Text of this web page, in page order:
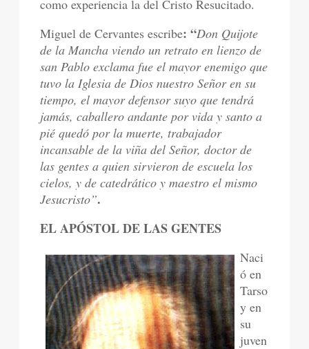
como experiencia la del Cristo Resucitado.
Miguel de Cervantes escribe: “Don Quijote
de la Mancha viendo un retrato en lienzo de
san Pablo exclama fue el mayor enemigo que
tuvo la Iglesia de Dios nuestro Señor en su
tiempo, el mayor defensor suyo que tendrá
jamás, caballero andante por vida y santo a
pié quedó por la muerte, trabajador
incansable de la viña del Señor, doctor de
las gentes a quien sirvieron de escuela los
cielos, y de catedrático y maestro el mismo
Jesucristo”.
EL APÓSTOL DE LAS GENTES
Naci
ó en
Tarso
y en
su
juven